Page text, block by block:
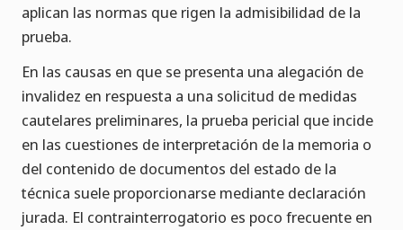
aplican las normas que rigen la admisibilidad de la
prueba.
En las causas en que se presenta una alegación de
invalidez en respuesta a una solicitud de medidas
cautelares preliminares, la prueba pericial que incide
en las cuestiones de interpretación de la memoria o
del contenido de documentos del estado de la
técnica suele proporcionarse mediante declaración
jurada. El contrainterrogatorio es poco frecuente en